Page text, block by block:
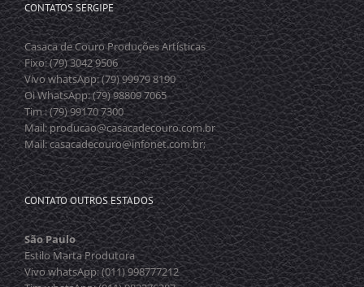
CONTATOS SERGIPE
Casaca de Couro Produções Artísticas
Fixo: (79) 3042 9506
Vivo whatsApp: (79) 99979 8190
Oi WhatsApp: (79) 98809 7065
Tim : (79) 99170 7300
Mail: producao@casacadecouro.com.br
Mail: casacadecouro@infonet.com.br;
CONTATO OUTROS ESTADOS
São Paulo
Estilo Marta Produtora
Vivo whatsApp: (011) 998777212